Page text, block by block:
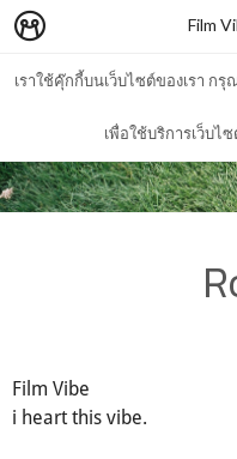
เราใช้คุ๊กกี้บนเว็บไซต์ของเรา ก
เพื่อใช้บริการเว็บไ
Film
Film Vibe
i heart this vibe.